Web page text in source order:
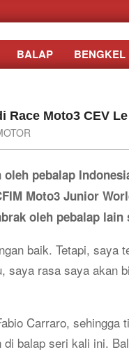
BALAP BENGKEL
Race Moto3 CEV
pebalap
Moto3 Junior
oleh pebalap lain
baik. Tetapi, saya
rasa saya akan
Carraro,
balap seri kali ini.